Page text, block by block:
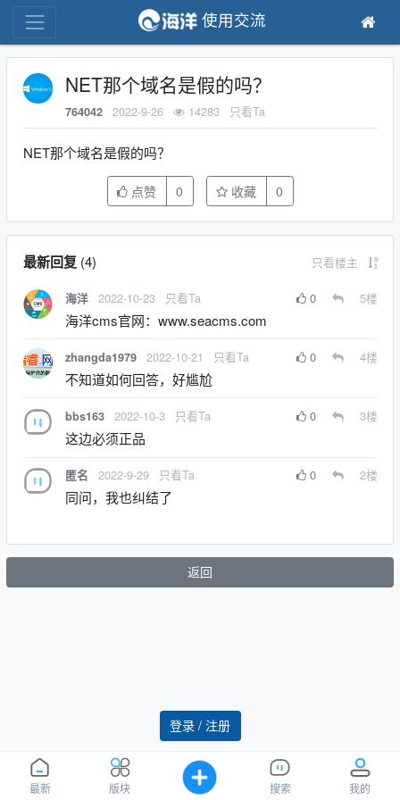
最新 版块 搜索 我的
登录 / 注册
使用交流
NET那个域名是假的吗？
764042 2022-9-26 14283 只看Ta
NET那个域名是假的吗？
点赞 0 收藏 0
最新回复(4) 只看楼主
海洋 2022-10-23 只看Ta 0 5楼
海洋cms官网：www.seacms.com
zhangda1979 2022-10-21 只看Ta 0 4楼
不知道如何回答，好尴尬
bbs163 2022-10-3 只看Ta 0 3楼
这边必须正品
匿名 2022-9-29 只看Ta 0 2楼
同问，我也纠结了
返回